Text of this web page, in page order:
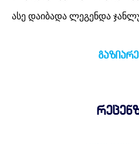
ასე დაიბადა ლეგენდა